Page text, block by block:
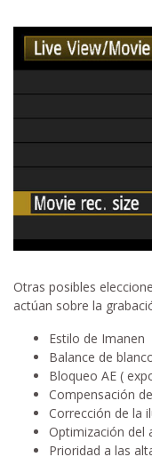
Otras posibles
actúan sobre la
Estilo de Imanen
Balance de
Bloqueo AE (
Compensación
Corrección de la
Optimización del
Prioridad a las